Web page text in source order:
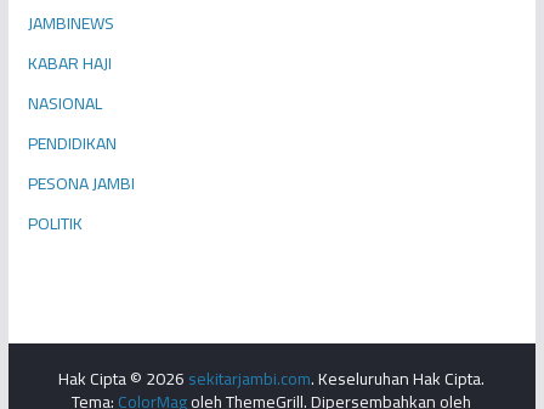
JAMBINEWS
KABAR HAJI
NASIONAL
PENDIDIKAN
PESONA JAMBI
POLITIK
Hak Cipta © 2026sekitarjambi.com. Keseluruhan Hak Cipta.
Tema:ColorMagoleh ThemeGrill. Dipersembahkan oleh